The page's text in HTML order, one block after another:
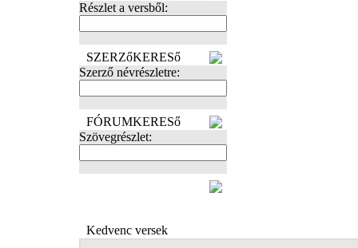
Részlet a versből:
SZERZőKERESő
Szerző névrészletre:
FÓRUMKERESő
Szövegrészlet:
Kedvenc versek